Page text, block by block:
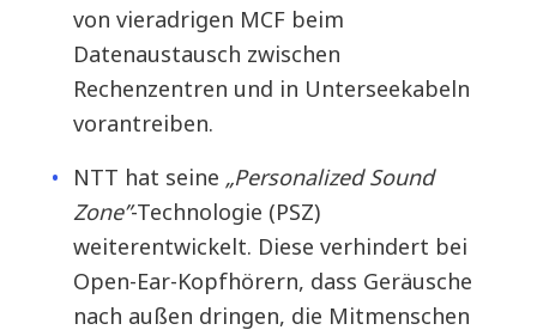
von vieradrigen MCF beim
Datenaustausch zwischen
Rechenzentren und in Unterseekabeln
vorantreiben.
NTT hat seine „Personalized Sound
Zone”-Technologie (PSZ)
weiterentwickelt. Diese verhindert bei
Open-Ear-Kopfhörern, dass Geräusche
nach außen dringen, die Mitmenschen